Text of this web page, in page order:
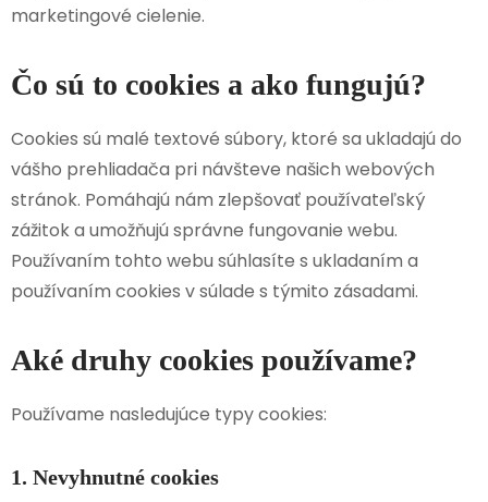
marketingové cielenie.
Čo sú to cookies a ako fungujú?
Cookies sú malé textové súbory, ktoré sa ukladajú do
vášho prehliadača pri návšteve našich webových
stránok. Pomáhajú nám zlepšovať používateľský
zážitok a umožňujú správne fungovanie webu.
Používaním tohto webu súhlasíte s ukladaním a
používaním cookies v súlade s týmito zásadami.
Aké druhy cookies používame?
Používame nasledujúce typy cookies:
1. Nevyhnutné cookies